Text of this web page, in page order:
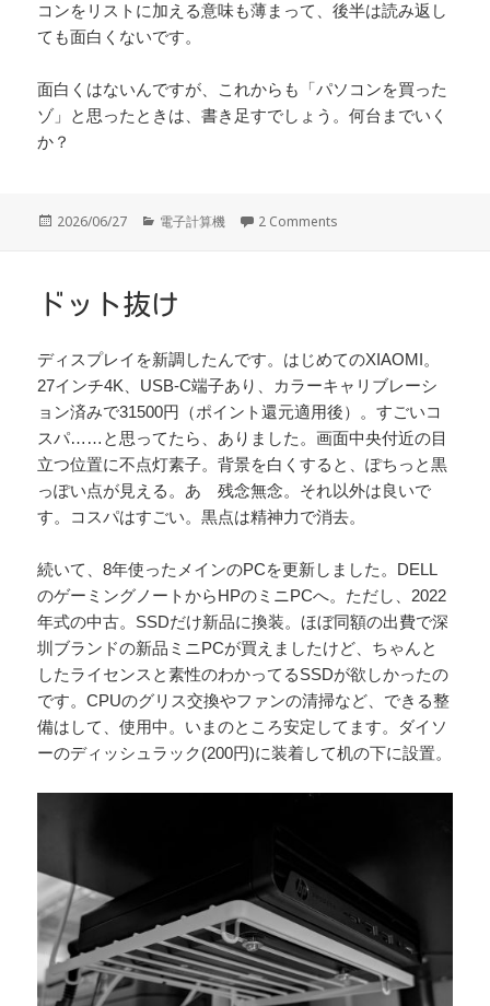
コンをリストに加える意味も薄まって、後半は読み返し
ても面白くないです。
面白くはないんですが、これからも「パソコンを買った
ゾ」と思ったときは、書き足すでしょう。何台までいく
か？
投
2026/06/27
カ
ー
電子計算機 2 Comments
ドット抜け
ディスプレイを新調したんです。はじめてのXIAOMI。
27インチ4K、USB-C端子あり、カラーキャリブレーシ
ョン済みで31500円（ポイント還元適用後）。すごいコ
スパ……と思ってたら、ありました。画面中央付近の目
立つ位置に不点灯素子。背景を白くすると、ぽちっと黒
っぽい点が見える。あゝ残念無念。それ以外は良いで
す。コスパはすごい。黒点は精神力で消去。
続いて、8年使ったメインのPCを更新しました。DELL
のゲーミングノートからHPのミニPCへ。ただし、2022
年式の中古。SSDだけ新品に換装。ほぼ同額の出費で深
圳ブランドの新品ミニPCが買えましたけど、ちゃんと
したライセンスと素性のわかってるSSDが欲しかったの
です。CPUのグリス交換やファンの清掃など、できる整
備はして、使用中。いまのところ安定してます。ダイソ
ーのディッシュラック(200円)に装着して机の下に設置。